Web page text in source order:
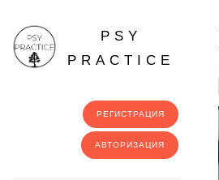
PSY
PRACTICE
РЕГИСТРАЦИЯ
АВТОРИЗАЦИЯ